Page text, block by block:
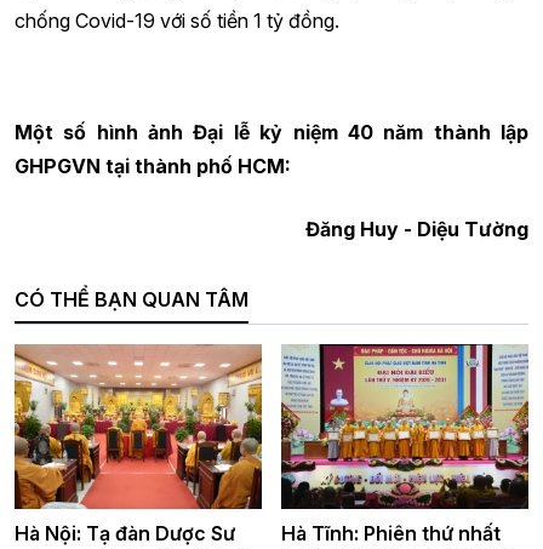
chống Covid-19 với số tiền 1 tỷ đồng.
Một số hình ảnh Đại lễ kỷ niệm 40 năm thành lập
GHPGVN tại thành phố HCM:
Đăng Huy - Diệu Tường
CÓ THỂ BẠN QUAN TÂM
Hà Nội: Tạ đàn Dược Sư
Hà Tĩnh: Phiên thứ nhất